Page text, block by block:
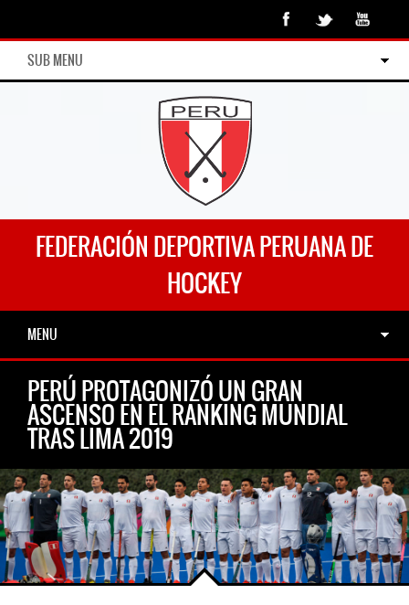
SUB MENU
FEDERACIÓN DEPORTIVA PERUANA DE
HOCKEY
MENU
PERÚ PROTAGONIZÓ UN GRAN
ASCENSO EN EL RANKING MUNDIAL
TRAS LIMA 2019